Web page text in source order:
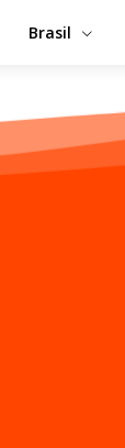
Brasil